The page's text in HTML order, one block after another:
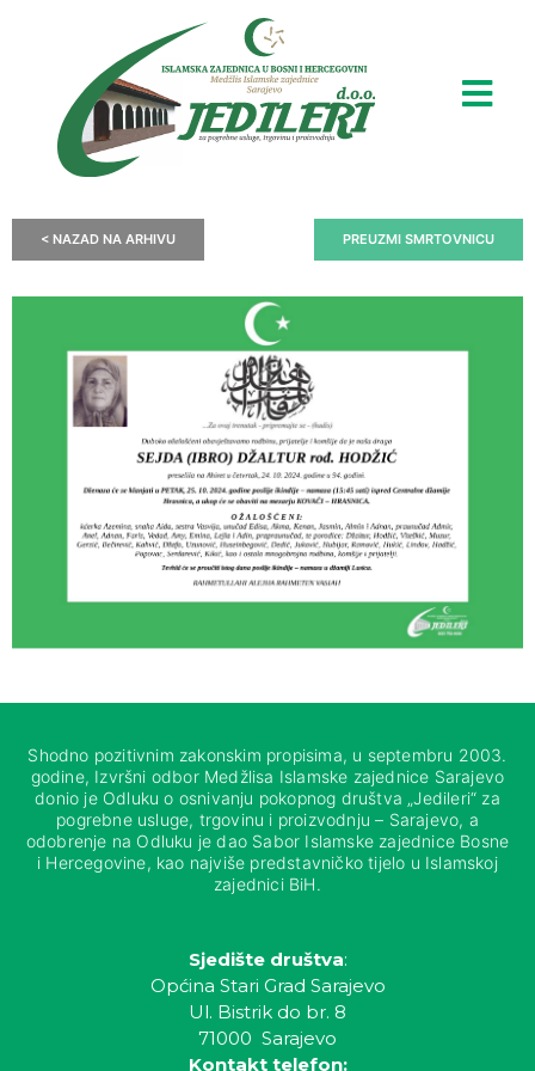
< NAZAD NA ARHIVU PREUZMI SMRTOVNICU
Shodno pozitivnim zakonskim propisima, u septembru 2003.
godine, Izvršni odbor Medžlisa Islamske zajednice Sarajevo
donio je Odluku o osnivanju pokopnog društva „Jedileri“ za
pogrebne usluge, trgovinu i proizvodnju – Sarajevo, a
odobrenje na Odluku je dao Sabor Islamske zajednice Bosne
i Hercegovine, kao najviše predstavničko tijelo u Islamskoj
zajednici BiH.
Sjedište društva:
Općina Stari Grad Sarajevo
Ul. Bistrik do br. 8
71000 Sarajevo
Kontakt telefon: